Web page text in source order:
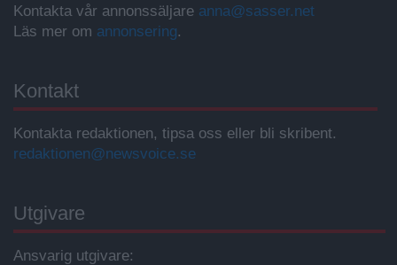
Kontakta vår annonssäljare anna@sasser.net
Läs mer om annonsering.
Kontakt
Kontakta redaktionen, tipsa oss eller bli skribent.
redaktionen@newsvoice.se
Utgivare
Ansvarig utgivare: